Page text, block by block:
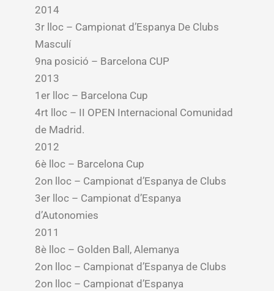
2014
3r lloc – Campionat d’Espanya De Clubs
Masculí
9na posició – Barcelona CUP
2013
1er lloc – Barcelona Cup
4rt lloc – II OPEN Internacional Comunidad
de Madrid.
2012
6è lloc – Barcelona Cup
2on lloc – Campionat d’Espanya de Clubs
3er lloc – Campionat d’Espanya
d’Autonomies
2011
8è lloc – Golden Ball, Alemanya
2on lloc – Campionat d’Espanya de Clubs
2on lloc – Campionat d’Espanya